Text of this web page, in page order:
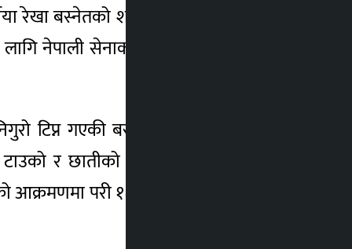
रेखा बस्नेतको शव बाघले खाइरहेको अवस्था
नेपाली सेनाको टोलीले पाँच राउण्ड हवाई
टिप्न गएकी बस्नेतलाई स्थानीय राधाकृष्ण
र छातीको भाग खाइसकेको अवस्थामा
आक्रमणमा परी १६ जनाले ज्यान गुमाएका छन्